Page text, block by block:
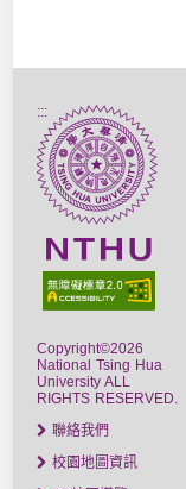
:::
Copyright©2026
National Tsing Hua
University ALL
RIGHTS RESERVED.
聯絡我們
校園地圖資訊